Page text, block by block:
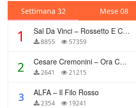
Settimana 32 Mese 08
1 Sal Da Vinci – Rossetto E Caffè
8855 57359
2 Cesare Cremonini – Ora Che Non Ho Più Te
2641 21215
3 ALFA – Il Filo Rosso
2354 19241